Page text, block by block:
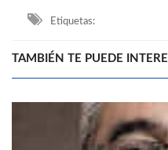
Etiquetas:
TAMBIÉN TE PUEDE